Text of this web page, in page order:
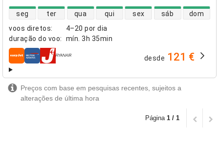
voos diretos:
4–20 por dia
duração do voo: mín. 3h 35min
disponibilidade de voos diretos
seg ter qua qui sex sáb dom
companhias aéreas desde 121 €
Preços com base em pesquisas recentes, sujeitos a
alterações de última hora
Página 1 / 1